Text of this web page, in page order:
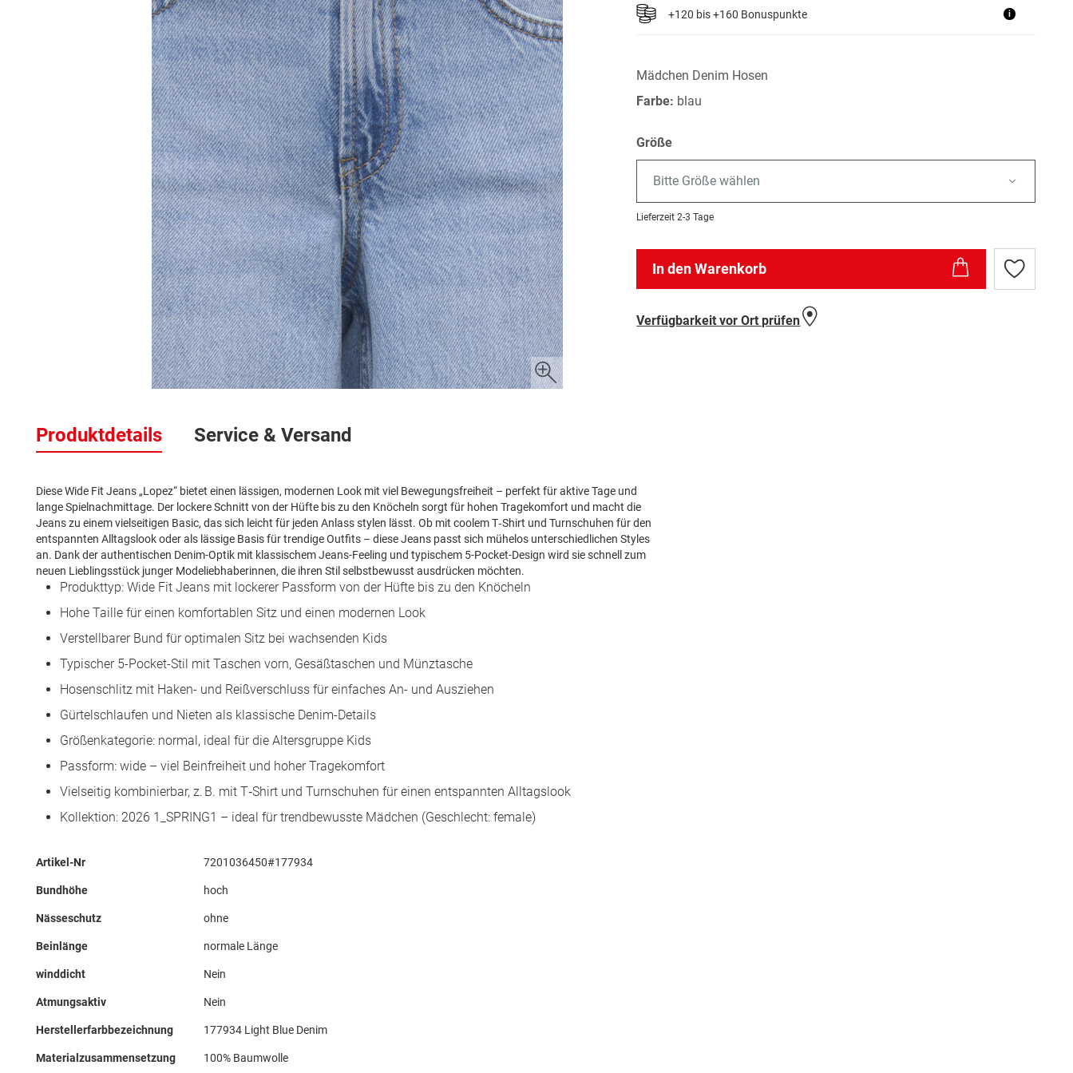
der
Bildergalerie
+120 bis +160 Bonuspunkte i
Mädchen Denim Hosen
Farbe: blau
Größe
Bitte Größe wählen
Lieferzeit 2-3 Tage
In den Warenkorb
Zur
Wunschliste
Verfügbarkeit vor Ort prüfen
Produktdetails
Diese Wide Fit Jeans „Lopez“ bietet einen lässigen, modernen Look mit viel Bewegungsfreiheit – perfekt für aktive Tage und
lange Spielnachmittage. Der lockere Schnitt von der Hüfte bis zu den Knöcheln sorgt für hohen Tragekomfort und macht die
Jeans zu einem vielseitigen Basic, das sich leicht für jeden Anlass stylen lässt. Ob mit coolem T‑Shirt und Turnschuhen für den
entspannten Alltagslook oder als lässige Basis für trendige Outfits – diese Jeans passt sich mühelos unterschiedlichen Styles
an. Dank der authentischen Denim-Optik mit klassischem Jeans-Feeling und typischem 5-Pocket-Design wird sie schnell zum
neuen Lieblingsstück junger Modeliebhaberinnen, die ihren Stil selbstbewusst ausdrücken möchten.
Produkttyp: Wide Fit Jeans mit lockerer Passform von der Hüfte bis zu den Knöcheln
Hohe Taille für einen komfortablen Sitz und einen modernen Look
Verstellbarer Bund für optimalen Sitz bei wachsenden Kids
Typischer 5-Pocket-Stil mit Taschen vorn, Gesäßtaschen und Münztasche
Hosenschlitz mit Haken- und Reißverschluss für einfaches An- und Ausziehen
Gürtelschlaufen und Nieten als klassische Denim-Details
Größenkategorie: normal, ideal für die Altersgruppe Kids
Passform: wide – viel Beinfreiheit und hoher Tragekomfort
Vielseitig kombinierbar, z. B. mit T‑Shirt und Turnschuhen für einen entspannten Alltagslook
Kollektion: 2026 1_SPRING1 – ideal für trendbewusste Mädchen (Geschlecht: female)
Mehr
Artikel-Nr 7201036450#177934
Bundhöhe hoch
Nässeschutz ohne
Beinlänge normale Länge
winddicht Nein
Atmungsaktiv Nein
Herstellerfarbbezeichnung 177934 Light Blue Denim
Materialzusammensetzung 100% Baumwolle
Service & Versand